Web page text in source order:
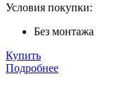
Условия покупки:
Без монтажа
Купить
Подробнее